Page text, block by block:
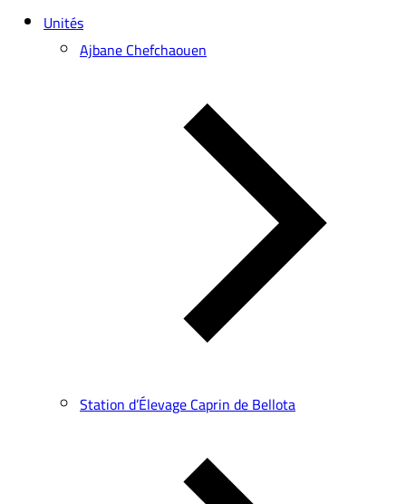
Unités
Ajbane Chefchaouen
Station d’Élevage Caprin de Bellota